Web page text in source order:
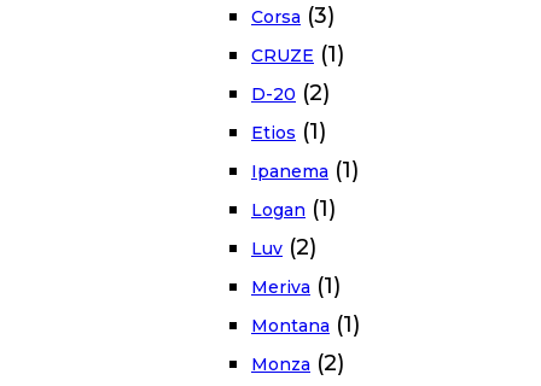
Corsa (3)
CRUZE (1)
D-20 (2)
Etios (1)
Ipanema (1)
Logan (1)
Luv (2)
Meriva (1)
Montana (1)
Monza (2)